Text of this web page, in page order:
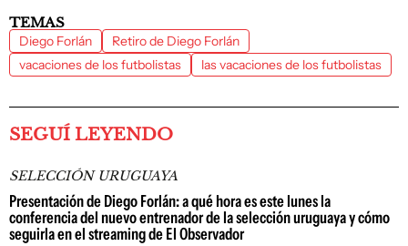
TEMAS
Diego Forlán
Retiro de Diego Forlán
vacaciones de los futbolistas
las vacaciones de los futbolistas
SEGUÍ LEYENDO
SELECCIÓN URUGUAYA
Presentación de Diego Forlán: a qué hora es este lunes la
conferencia del nuevo entrenador de la selección uruguaya y cómo
seguirla en el streaming de El Observador